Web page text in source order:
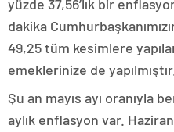
yüzde 37,56’lık bir
dakika
49,25 tüm kesimlere
emeklerinize de yapılmıştır.
Şu an mayıs ayı oranıyla
aylık enflasyon var.